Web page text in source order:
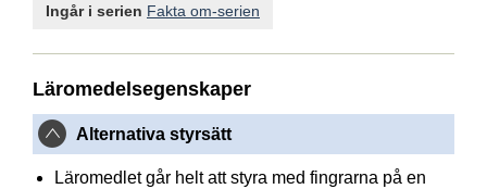
Ingår i serien Fakta om-serien
Läromedelsegenskaper
Alternativa styrsätt
Läromedlet går helt att styra med fingrarna på en